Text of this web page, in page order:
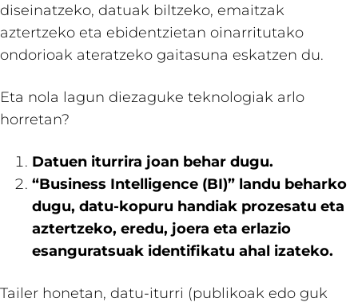
diseinatzeko, datuak biltzeko, emaitzak
aztertzeko eta ebidentzietan oinarritutako
ondorioak ateratzeko gaitasuna eskatzen du.
Eta nola lagun diezaguke teknologiak arlo
horretan?
Datuen iturrira joan behar dugu.
“Business Intelligence (BI)” landu beharko
dugu, datu-kopuru handiak prozesatu eta
aztertzeko, eredu, joera eta erlazio
esanguratsuak identifikatu ahal izateko.
Tailer honetan, datu-iturri (publikoak edo guk